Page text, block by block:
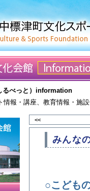
るべっと）information
情報・講座、教育情報・施
<<
みんな
○こども